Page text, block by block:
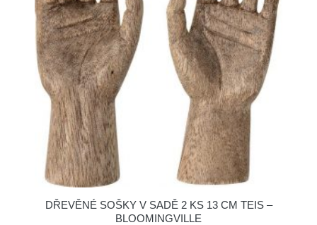
DŘEVĚNÉ SOŠKY V SADĚ 2 KS 13 CM TEIS –
BLOOMINGVILLE